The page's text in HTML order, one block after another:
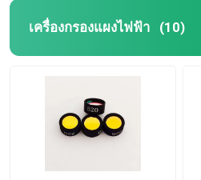
เครื่องกรองแผงไฟฟ้า (10)